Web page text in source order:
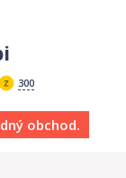
300
obchod.